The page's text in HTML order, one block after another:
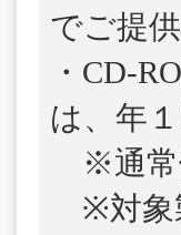
でご提
・CD-
は、年
※通常
※対象